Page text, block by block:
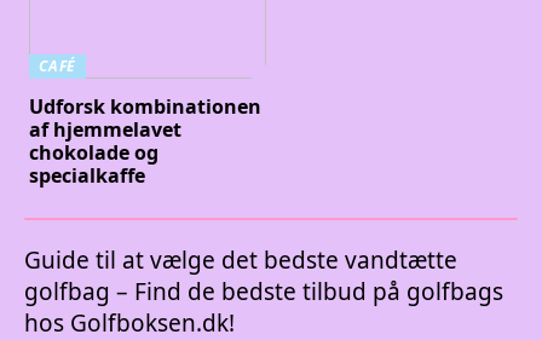
CAFÉ
Udforsk kombinationen
af hjemmelavet
chokolade og
specialkaffe
Guide til at vælge det bedste vandtætte
golfbag – Find de bedste tilbud på golfbags
hos Golfboksen.dk!